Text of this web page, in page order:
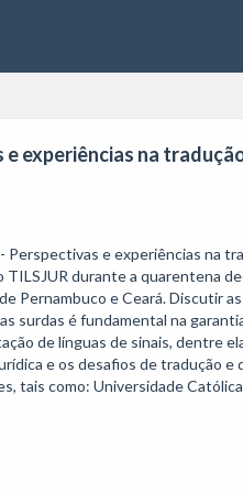
experiências na
e experiências na
durante a quarentena
Pernambuco e Ceará. Discutir
surdas é fundamental na
de línguas de sinais, dentre
e os desafios de
como: Universidade